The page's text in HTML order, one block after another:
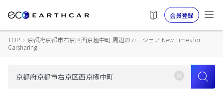
会員登録
TOP › 京都府京都市右京区西京極中町 周辺のカーシェア New Times for
Carsharing